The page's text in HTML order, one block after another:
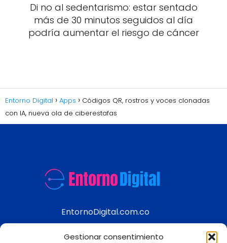
Gestionar consentimiento
Di no al sedentarismo: estar sentado
más de 30 minutos seguidos al día
podría aumentar el riesgo de cáncer
Entorno Digital Apps
Códigos QR, rostros y voces clonadas
con IA, nueva ola de ciberestafas
EntornoDigital.com.co
modernos